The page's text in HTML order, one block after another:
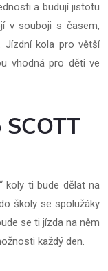
a budují jistotu
v souboji s časem,
Jízdní kola pro větší
vhodná pro děti ve
koly ti bude dělat na
školy se spolužáky
se ti jízda na něm
každý den.